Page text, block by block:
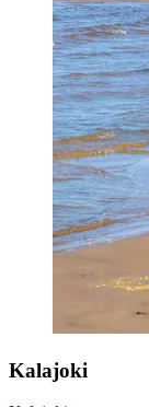
Kalajoki